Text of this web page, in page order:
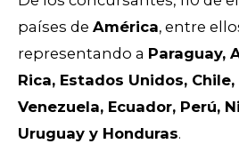
países de América, entre
representando a Paraguay,
Rica, Estados Unidos,
Venezuela, Ecuador, Perú,
Uruguay y Honduras.